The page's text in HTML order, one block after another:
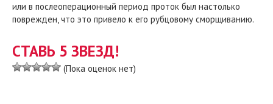
или в послеоперационный период проток был настолько
поврежден, что это привело к его рубцовому сморщиванию.
СТАВЬ 5 ЗВЕЗД!
(Пока оценок нет)